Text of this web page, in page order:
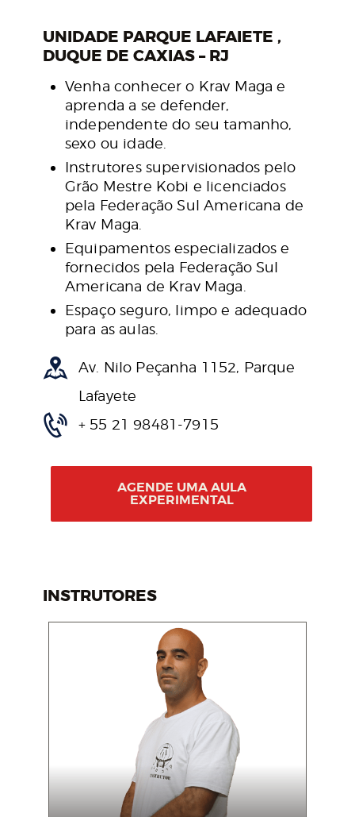
UNIDADE PARQUE LAFAIETE ,
DUQUE DE CAXIAS – RJ
Venha conhecer o Krav Maga e
aprenda a se defender,
independente do seu tamanho,
sexo ou idade.
Instrutores supervisionados pelo
Grão Mestre Kobi e licenciados
pela Federação Sul Americana de
Krav Maga.
Equipamentos especializados e
fornecidos pela Federação Sul
Americana de Krav Maga.
Espaço seguro, limpo e adequado
para as aulas.
Av. Nilo Peçanha 1152, Parque
Lafayete
+ 55 21 98481-7915
AGENDE UMA AULA
EXPERIMENTAL
INSTRUTORES